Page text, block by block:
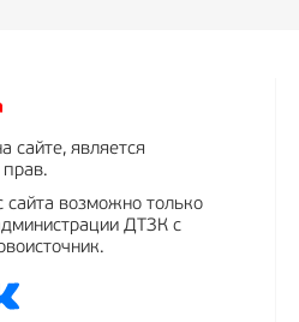
сайте, является
сайта возможно только
ДТЗК с